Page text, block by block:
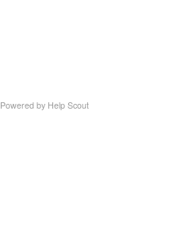
Powered by Help Scout